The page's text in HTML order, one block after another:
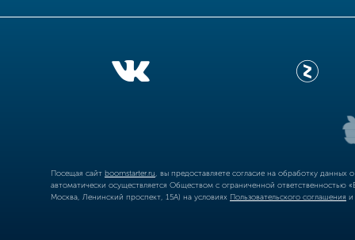
Посещая сайт boomstarter.ru , вы предоставляете согласие на обработку
автоматически осуществляется Обществом с ограниченной
Москва, Ленинский проспект, 15А) на условиях Пользовательского соглашения и